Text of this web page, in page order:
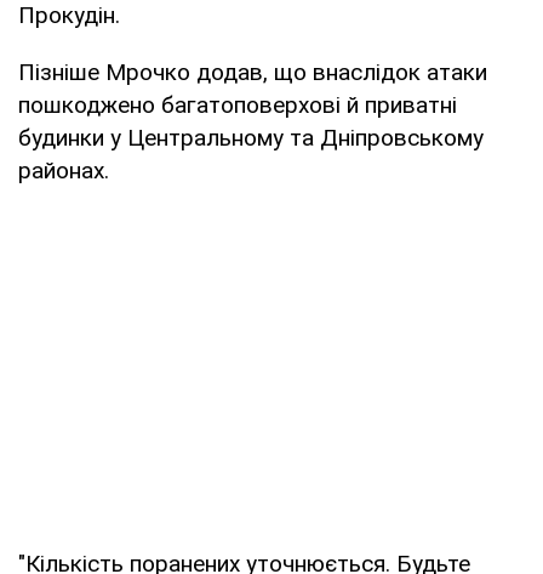
Прокудін.
Пізніше Мрочко додав, що внаслідок атаки
пошкоджено багатоповерхові й приватні
будинки у Центральному та Дніпровському
районах.
"Кількість поранених уточнюється. Будьте